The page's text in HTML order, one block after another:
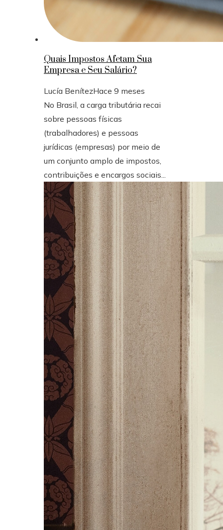
Quais Impostos Afetam Sua
Empresa e Seu Salário?
Lucía BenítezHace 9 meses
No Brasil, a carga tributária recai
sobre pessoas físicas
(trabalhadores) e pessoas
jurídicas (empresas) por meio de
um conjunto amplo de impostos,
contribuições e encargos sociais...